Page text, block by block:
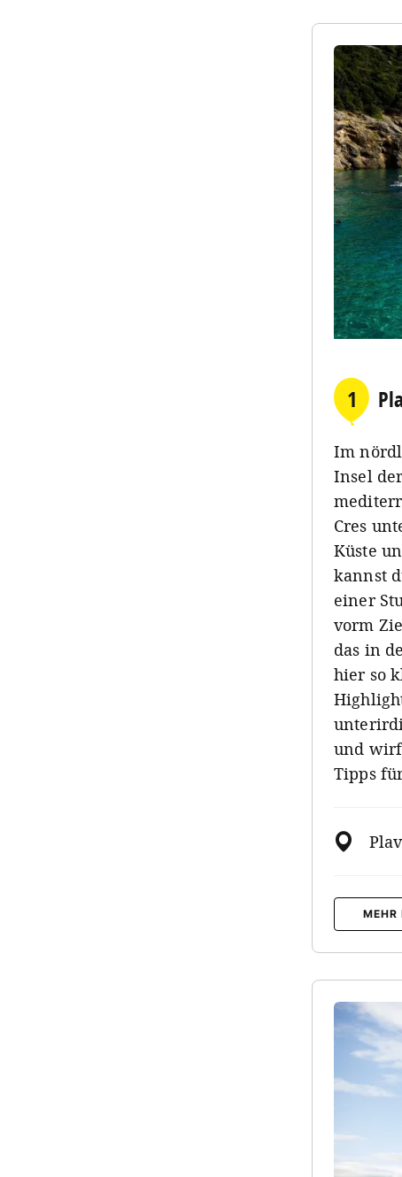
1
Im
Insel
Cres
Küste
kannst
einer
vorm
das in
hier so
und
Tipps
MEHR